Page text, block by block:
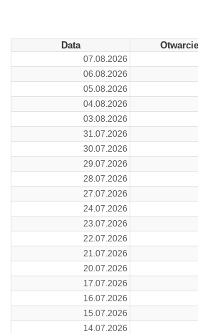
Data Otwarcie
07.08.2026
06.08.2026
05.08.2026
04.08.2026
03.08.2026
31.07.2026
30.07.2026
29.07.2026
28.07.2026
27.07.2026
24.07.2026
23.07.2026
22.07.2026
21.07.2026
20.07.2026
17.07.2026
16.07.2026
15.07.2026
14.07.2026